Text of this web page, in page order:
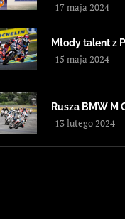
17 maja 2024
Młody talent z
15 maja 2024
Rusza BMW M
13 lutego 2024